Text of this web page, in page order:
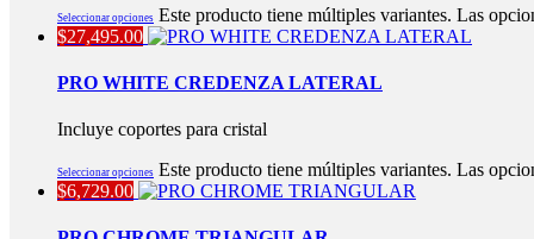
Seleccionar opciones Este producto tiene múltiples variantes. Las
$27,495.00
PRO WHITE CREDENZA LATERAL
Incluye coportes para cristal
Seleccionar opciones Este producto tiene múltiples variantes. Las
$6,729.00